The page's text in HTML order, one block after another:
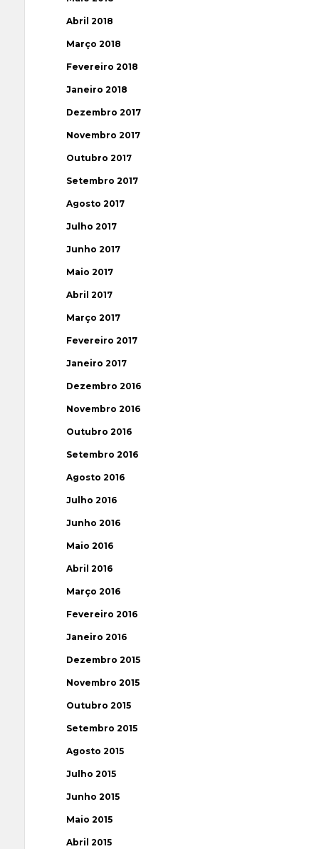
Abril 2018
Março 2018
Fevereiro 2018
Janeiro 2018
Dezembro 2017
Novembro 2017
Outubro 2017
Setembro 2017
Agosto 2017
Julho 2017
Junho 2017
Maio 2017
Abril 2017
Março 2017
Fevereiro 2017
Janeiro 2017
Dezembro 2016
Novembro 2016
Outubro 2016
Setembro 2016
Agosto 2016
Julho 2016
Junho 2016
Maio 2016
Abril 2016
Março 2016
Fevereiro 2016
Janeiro 2016
Dezembro 2015
Novembro 2015
Outubro 2015
Setembro 2015
Agosto 2015
Julho 2015
Junho 2015
Maio 2015
Abril 2015